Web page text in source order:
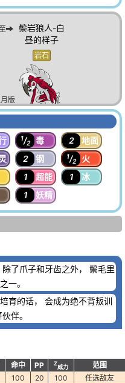
版
鬃岩狼人-白
昼的样子
岩石
版
到
夜的样子
岩石
1/2 毒 2
地面
2 钢 1/2
火
1 超能 1
冰
1 妖精
了爪子和牙齿之外， 鬃毛里
一。
育的话， 会成为绝不背叛训
伴。
命中 PP Z
威力
范围
100 20 100
任选敌友